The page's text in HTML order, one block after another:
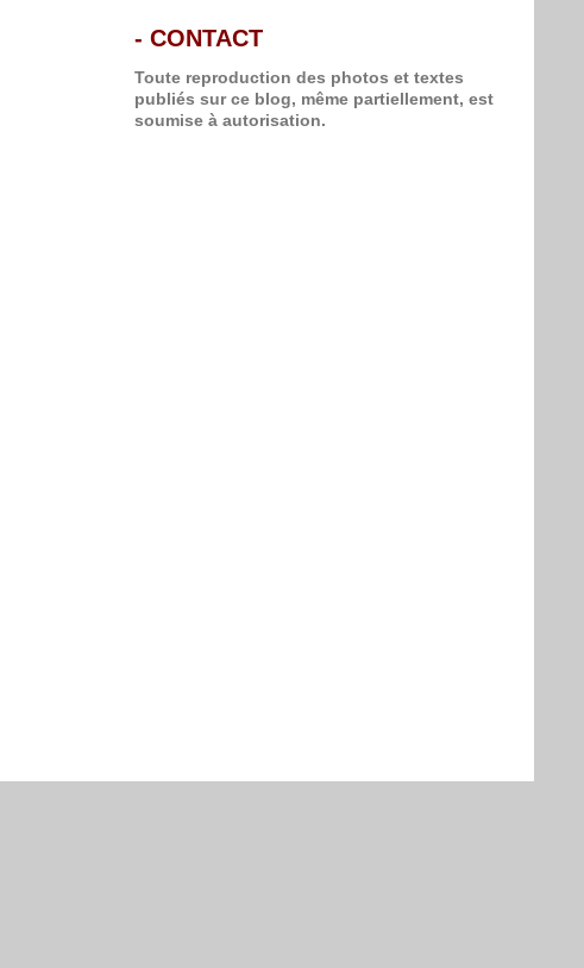
- CONTACT
Toute reproduction des photos et textes
publiés sur ce blog, même partiellement, est
soumise à autorisation.